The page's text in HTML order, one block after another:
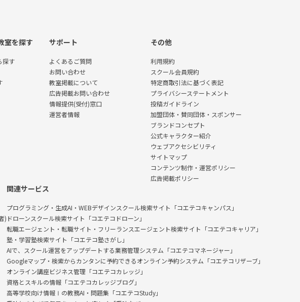
室を探す
探す
サポート
よくあるご質問
お問い合わせ
教室掲載について
広告掲載お問い合わせ
情報提供(受付)窓口
運営者情報
その他
利用規約
スクール会員規約
特定商取引法に基づく表記
プライバシーステートメント
投稿ガイドライン
加盟団体・賛同団体・スポンサー
ブランドコンセプト
公式キャラクター紹介
ウェブアクセシビリティ
サイトマップ
コンテンツ制作・運営ポリシー
広告掲載ポリシー
)
関連サービス
プログラミング・生成AI・WEBデザインスクール検索サイト「コエテコキャンパス」
ドローンスクール検索サイト「コエテコドローン」
転職エージェント・転職サイト・フリーランスエージェント検索サイト「コエテコキャリア」
塾・学習塾検索サイト「コエテコ塾さがし」
AIで、スクール運営をアップデートする業務管理システム「コエテコマネージャー」
Googleマップ・検索からカンタンに予約できるオンライン予約システム「コエテコリザーブ」
オンライン講座ビジネス管理「コエテコカレッジ」
資格とスキルの情報「コエテコカレッジブログ」
高等学校向け情報Ⅰの教務AI・問題集「コエテコStudy」